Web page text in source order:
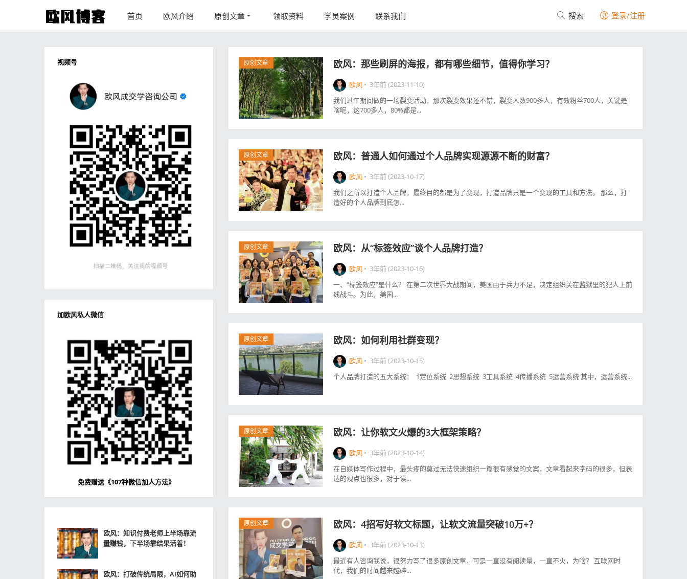
首页 欧风介绍 原创文章 领取资料 学员案例 联系我们 搜索 登录/注册
原创文章 欧风：那些刷屏的海报，都有哪些细节，值得你学习？
欧风 • 3年前 (2023-11-10)
我们过年期间做的一场裂变活动，那次裂变效果还不错，裂变人数900多人，有效粉丝700人，关键是
啥呢，这700多人，80%都是...
原创文章 欧风：普通人如何通过个人品牌实现源源不断的财富？
欧风 • 3年前 (2023-10-17)
我们之所以打造个人品牌，最终目的都是为了变现，打造品牌只是一个变现的工具和方法。 那么，打
造好的个人品牌到底怎...
原创文章 欧风：从“标签效应”谈个人品牌打造？
欧风 • 3年前 (2023-10-16)
一、“标签效应”是什么？ 在第二次世界大战期间，美国由于兵力不足，决定组织关在监狱里的犯人上前
线战斗。为此，美国...
原创文章 欧风：如何利用社群变现？
欧风 • 3年前 (2023-10-15)
个人品牌打造的五大系统： 1定位系统 2思想系统 3工具系统 4传播系统 5运营系统 其中，运营系统...
原创文章 欧风：让你软文火爆的3大框架策略？
欧风 • 3年前 (2023-10-14)
在自媒体写作过程中，最头疼的莫过无法快速组织一篇很有感觉的文案，文章看起来字码的很多，但表
达的观点也很多，对于读...
原创文章 欧风：4招写好软文标题，让软文流量突破10万+？
欧风 • 3年前 (2023-10-13)
最近有人咨询我说，很努力写了很多原创文章，可是一直没有阅读量，一直不火，为啥？ 互联网时
代，我们的时间越来越碎...
视频号
加欧风私人微信
免费赠送 《107种微信加人方法》
欧风：知识付费老师上半场靠流
量赚钱，下半场靠结果活着！
欧风：打破传统局限，AI如何助